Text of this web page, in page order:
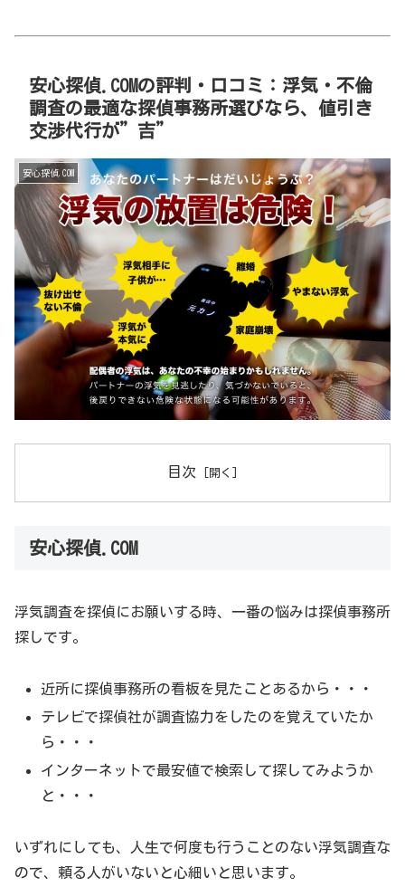
安心探偵.COMの評判・口コミ：浮気・不倫
調査の最適な探偵事務所選びなら、値引き
交渉代行が”吉”
安心探偵.COM
目次
安心探偵.COM
浮気調査を探偵にお願いする時、一番の悩みは探偵事務所
探しです。
近所に探偵事務所の看板を見たことあるから・・・
テレビで探偵社が調査協力をしたのを覚えていたか
ら・・・
インターネットで最安値で検索して探してみようか
と・・・
いずれにしても、人生で何度も行うことのない浮気調査な
ので、頼る人がいないと心細いと思います。